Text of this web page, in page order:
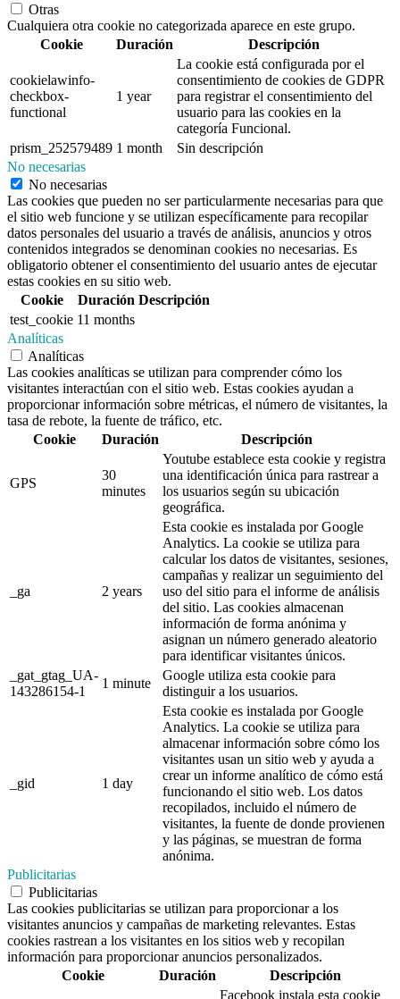
Otras
Cualquiera otra cookie no categorizada aparece en este grupo.
Cookie
Duración Descripción
cookielawinfo-
checkbox-
functional
1 year
La cookie está configurada por el
consentimiento de cookies de GDPR
para registrar el consentimiento del
usuario para las cookies en la
categoría Funcional.
prism_252579489 1 month
Sin descripción
No necesarias
No necesarias
Las cookies que pueden no ser particularmente necesarias para que
el sitio web funcione y se utilizan específicamente para recopilar
datos personales del usuario a través de análisis, anuncios y otros
contenidos integrados se denominan cookies no necesarias. Es
obligatorio obtener el consentimiento del usuario antes de ejecutar
estas cookies en su sitio web.
Cookie
Duración Descripción
test_cookie 11 months
Analíticas
Analíticas
Las cookies analíticas se utilizan para comprender cómo los
visitantes interactúan con el sitio web. Estas cookies ayudan a
proporcionar información sobre métricas, el número de visitantes, la
tasa de rebote, la fuente de tráfico, etc.
Cookie
Duración Descripción
GPS
30
minutes
Youtube establece esta cookie y registra
una identificación única para rastrear a
los usuarios según su ubicación
geográfica.
_ga 2 years
Esta cookie es instalada por Google
Analytics. La cookie se utiliza para
calcular los datos de visitantes, sesiones,
campañas y realizar un seguimiento del
uso del sitio para el informe de análisis
del sitio. Las cookies almacenan
información de forma anónima y
asignan un número generado aleatorio
para identificar visitantes únicos.
_gat_gtag_UA-
143286154-1
1 minute
Google utiliza esta cookie para
distinguir a los usuarios.
_gid 1 day
Esta cookie es instalada por Google
Analytics. La cookie se utiliza para
almacenar información sobre cómo los
visitantes usan un sitio web y ayuda a
crear un informe analítico de cómo está
funcionando el sitio web. Los datos
recopilados, incluido el número de
visitantes, la fuente de donde provienen
y las páginas, se muestran de forma
anónima.
Publicitarias
Publicitarias
Las cookies publicitarias se utilizan para proporcionar a los
visitantes anuncios y campañas de marketing relevantes. Estas
cookies rastrean a los visitantes en los sitios web y recopilan
información para proporcionar anuncios personalizados.
Cookie
Duración
Descripción
Facebook instala esta cookie